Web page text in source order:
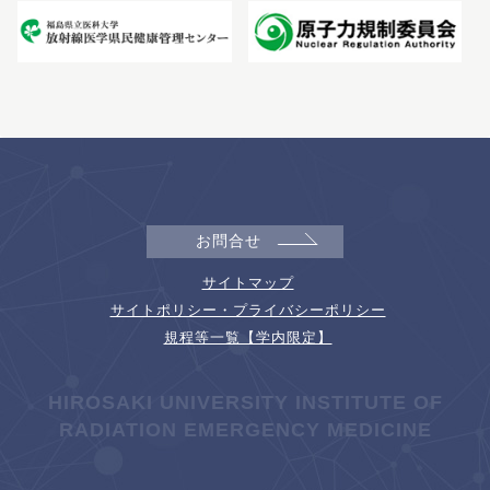
お問合せ
サイトマップ
サイトポリシー・プライバシーポリシー
規程等一覧【学内限定】
HIROSAKI UNIVERSITY INSTITUTE OF
RADIATION EMERGENCY MEDICINE